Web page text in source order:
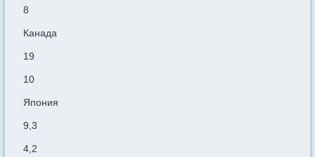
8
Канада
19
10
Япония
9,3
4,2